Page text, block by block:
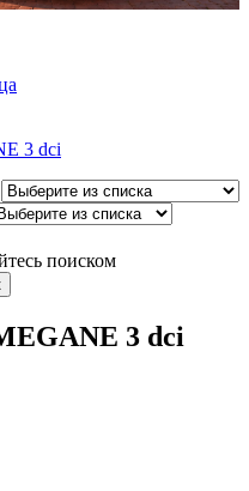
3 dci
поиском
3 dci